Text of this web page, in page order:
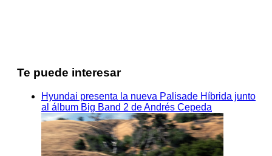
Te puede interesar
Hyundai presenta la nueva Palisade Híbrida junto
al álbum Big Band 2 de Andrés Cepeda